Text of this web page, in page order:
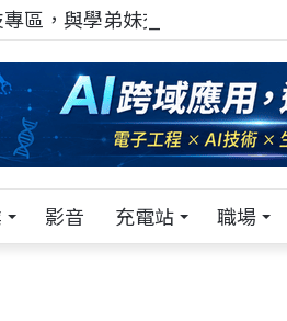
區，與學弟妹交流最硬核的技術
影音 充電站 職場